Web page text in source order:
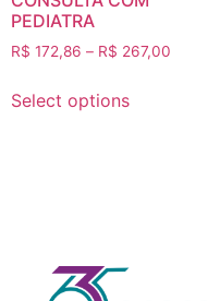
PEDIATRA
R$ 172,86 – R$ 267,00
Select options